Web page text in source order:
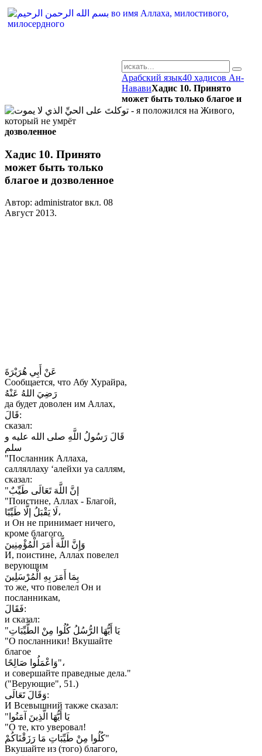
Арабский язык40 хадисов Ан-
НававиХадис 10. Принято
может быть только благое и
дозволенное
Хадис 10. Принято
может быть только
благое и дозволенное
Автор: administrator вкл. 08
Август 2013.
عَنْ أَبِي هُرَيْرَةَ
Сообщается, что Абу Хурайра,
رَضِيَ اللهُ عَنْهُ
да будет доволен им Аллах,
قَالَ:
сказал:
قَالَ رَسُولُ اللَّهِ صلى الله عليه و
سلم
"Посланник Аллаха,
салляллаху ‘алейхи уа саллям,
сказал:
"إنَّ اللَّهَ تَعَالَى طَيِّبٌ
"Поистине, Аллах - Благой,
لَا يَقْبَلُ إلَّا طَيِّبًا،
и Он не принимает ничего,
кроме благого.
وَإِنَّ اللَّهَ أَمَرَ الْمُؤْمِنِينَ
И, поистине, Аллах повелел
верующим
بِمَا أَمَرَ بِهِ الْمُرْسَلِينَ
то же, что повелел Он и
посланникам,
فَقَالَ:
и сказал:
"يَا أَيُّهَا الرُّسُلُ كُلُوا مِنْ الطَّيِّبَاتِ
"O посланники! Вкушайте
благое
وَاعْمَلُوا صَالِحًا"،
и совершайте праведные дела."
("Верующие", 51.)
وَقَالَ تَعَالَى:
И Всевышний также сказал:
"يَا أَيُّهَا الَّذِينَ آمَنُوا
"O те, кто уверовал!
كُلُوا مِنْ طَيِّبَاتِ مَا رَزَقْنَاكُمْ"
Вкушайте из (того) благого,